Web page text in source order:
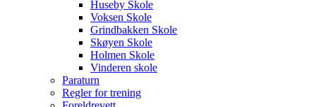
Huseby Skole
Voksen Skole
Grindbakken Skole
Skøyen Skole
Holmen Skole
Vinderen skole
Paraturn
Regler for trening